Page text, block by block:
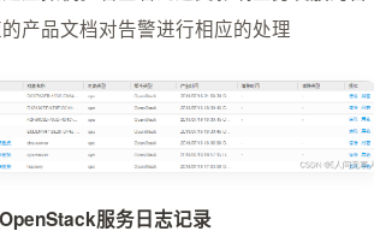
产品文档对告警进行相应的处理
服务日志记录